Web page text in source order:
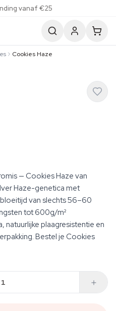
vanaf €25
Cookies Haze
— Cookies Haze van
Haze-genetica met
van slechts 56–60
tot 600g/m²
natuurlijke plaagresistentie en
Bestel je Cookies